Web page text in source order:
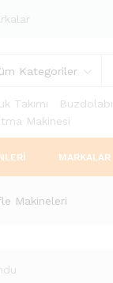
Kategoriler
Takımı Buzdolabı
Makinesi
MARKALAR
Makineleri